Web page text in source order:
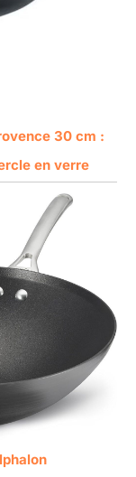
30 cm :
en verre